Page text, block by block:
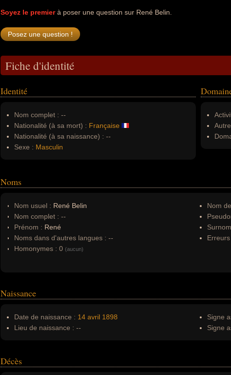
Soyez le premierà poser une question sur René Belin.
Fiche d'identité
Identité
Nom complet : --
Nationalité (à sa mort) : Française
Nationalité (à sa naissance) : --
Sexe : Masculin
Noms
Nom usuel : René Belin
Nom complet : --
Prénom : René
Noms dans d'autres langues : --
Homonymes : 0 (aucun)
Nom
Naissance
Date de naissance : 14 avril 1898
Lieu de naissance : --
Signe
Signe
Décès